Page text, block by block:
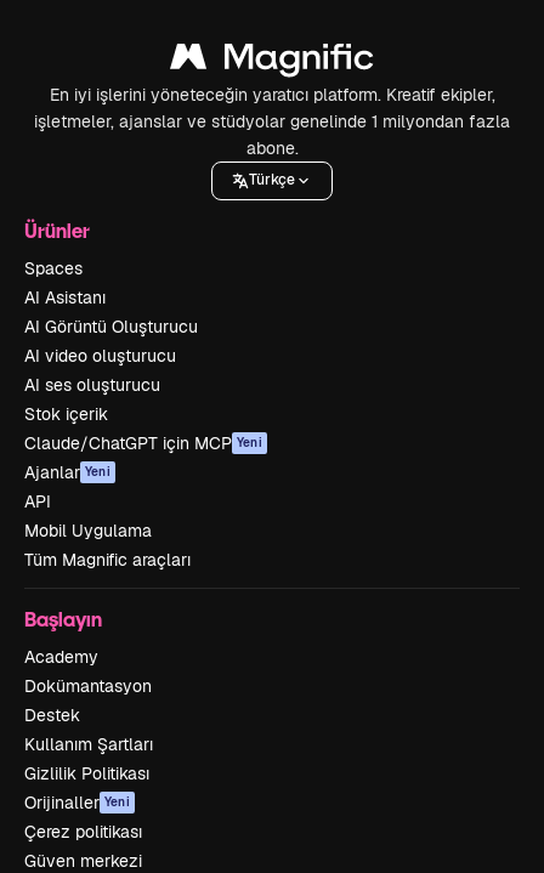
En iyi işlerini yöneteceğin yaratıcı platform. Kreatif ekipler,
işletmeler, ajanslar ve stüdyolar genelinde 1 milyondan fazla
abone.
Türkçe
Ürünler
Spaces
AI Asistanı
AI Görüntü Oluşturucu
AI video oluşturucu
AI ses oluşturucu
Stok içerik
Claude/ChatGPT için MCP Yeni
Ajanlar Yeni
API
Mobil Uygulama
Tüm Magnific araçları
Başlayın
Academy
Dokümantasyon
Destek
Kullanım Şartları
Gizlilik Politikası
Orijinaller Yeni
Çerez politikası
Güven merkezi